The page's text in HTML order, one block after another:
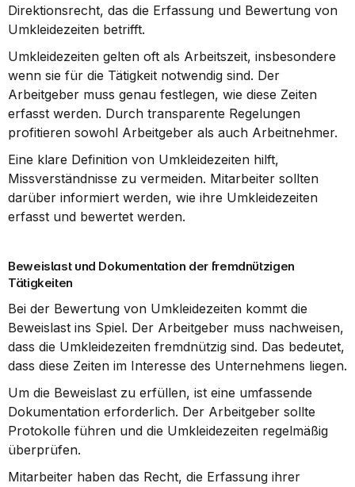
Direktionsrecht, das die Erfassung und Bewertung von
Umkleidezeiten betrifft.
Umkleidezeiten gelten oft als Arbeitszeit, insbesondere
wenn sie für die Tätigkeit notwendig sind. Der
Arbeitgeber muss genau festlegen, wie diese Zeiten
erfasst werden. Durch transparente Regelungen
profitieren sowohl Arbeitgeber als auch Arbeitnehmer.
Eine klare Definition von Umkleidezeiten hilft,
Missverständnisse zu vermeiden. Mitarbeiter sollten
darüber informiert werden, wie ihre Umkleidezeiten
erfasst und bewertet werden.
Beweislast und Dokumentation der fremdnützigen
Tätigkeiten
Bei der Bewertung von Umkleidezeiten kommt die
Beweislast ins Spiel. Der Arbeitgeber muss nachweisen,
dass die Umkleidezeiten fremdnützig sind. Das bedeutet,
dass diese Zeiten im Interesse des Unternehmens liegen.
Um die Beweislast zu erfüllen, ist eine umfassende
Dokumentation erforderlich. Der Arbeitgeber sollte
Protokolle führen und die Umkleidezeiten regelmäßig
überprüfen.
Mitarbeiter haben das Recht, die Erfassung ihrer